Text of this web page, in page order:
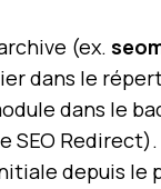
(ex.
dans le
dans le
SEO Redirect).
depuis le